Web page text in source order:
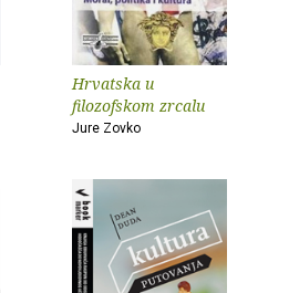
Hrvatska u
filozofskom zrcalu
Jure Zovko